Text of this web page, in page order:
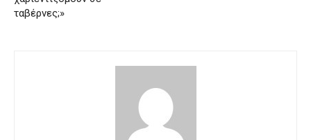
ταβέρνες;»